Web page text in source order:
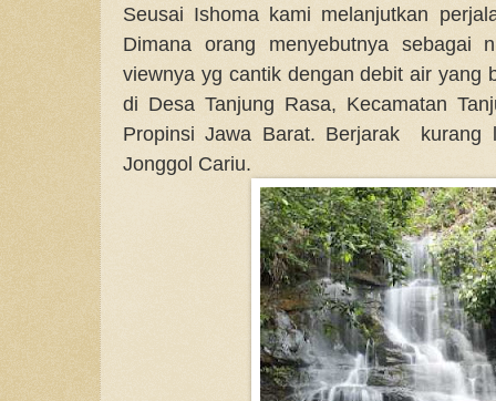
Seusai Ishoma kami melanjutkan
Dimana orang menyebutnya sebagai
viewnya yg cantik dengan debit air yang
di Desa Tanjung Rasa, Kecamatan
Propinsi Jawa Barat. Berjarak
Jonggol Cariu.